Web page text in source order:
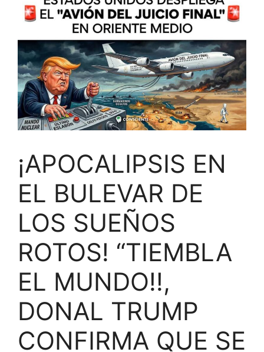
¡APOCALIPSIS EN
EL BULEVAR DE
LOS SUEÑOS
ROTOS! “TIEMBLA
EL MUNDO!!,
DONAL TRUMP
CONFIRMA QUE SE